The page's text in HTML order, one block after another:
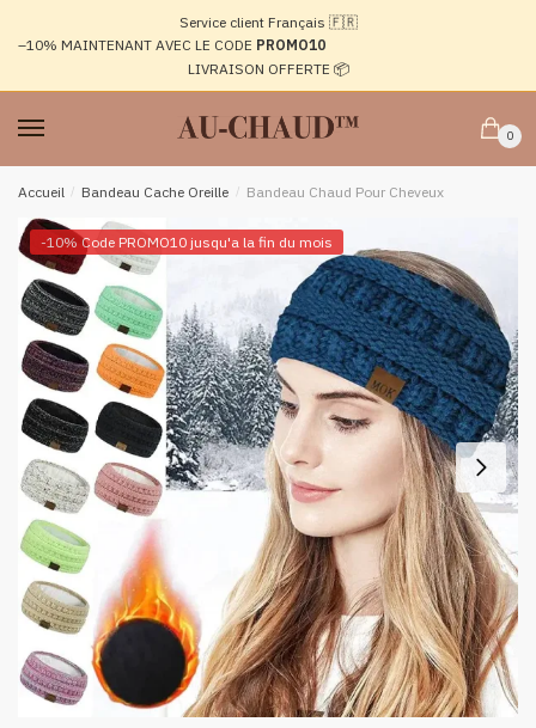
navigation
Service client Français 🇫🇷
–10% MAINTENANT AVEC LE CODE PROMO10
LIVRAISON OFFERTE 📦
0
Accueil / Bandeau Cache Oreille / Bandeau Chaud Pour Cheveux
-10% Code PROMO10 jusqu'a la fin du mois